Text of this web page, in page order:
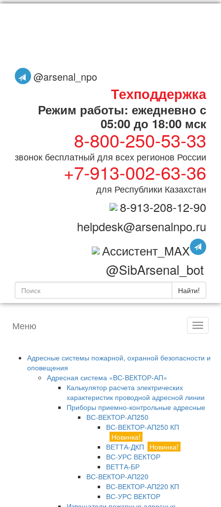
@arsenal_npo
Техподдержка
Режим работы: ежедневно с
05:00 до 18:00 мск
8-800-250-53-33
звонок бесплатный для всех регионов России
+7-913-002-63-36
для Республики Казахстан
8-913-208-12-90
helpdesk@arsenalnpo.ru
Ассистент_MAX
@SibArsenal_bot
Найти!
Меню
Адресные системы пожарной, охранной безопасности и
оповещения
Адресная система «ВС-ВЕКТОР-АП»
Калькулятор расчета электрических
характеристик проводной адресной линии
Приборы приемно-контрольные адресные
ВС-ВЕКТОР-АП250
ВС-ВЕКТОР-АП250 КП
Новинка!
ВЕТТА-ДКП
Новинка!
ВС-УРС ВЕКТОР
ВЕТТА-БР
ВС-ВЕКТОР-АП220
ВС-ВЕКТОР-АП220 КП
ВС-УРС ВЕКТОР